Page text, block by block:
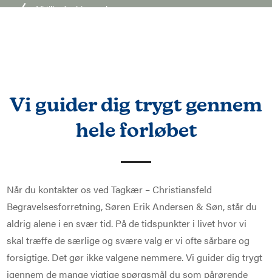
N Vi tilbyder hjemmebesøg
Brancheautoriset bedemand
Vi guider dig trygt gennem
hele forløbet
Når du kontakter os ved Tagkær – Christiansfeld
Begravelsesforretning, Søren Erik Andersen & Søn, står du
aldrig alene i en svær tid. På de tidspunkter i livet hvor vi
skal træffe de særlige og svære valg er vi ofte sårbare og
forsigtige. Det gør ikke valgene nemmere. Vi guider dig trygt
igennem de mange vigtige spørgsmål du som pårørende